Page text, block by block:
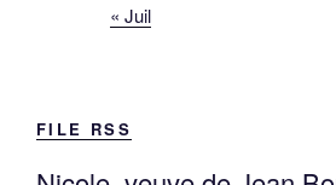
« Juil
FILE RSS